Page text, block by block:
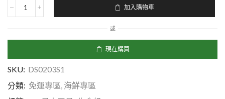
加入購物車
或
現在購買
SKU: DS0203S1
分類: 免運專區 海鮮專區